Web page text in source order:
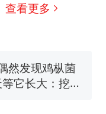
查看更多
回家”改写了
然发现鸡枞菌
它长大：挖了
鱼徒手将其拽